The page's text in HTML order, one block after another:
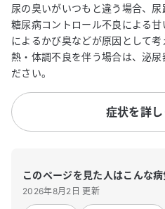
尿の臭いがいつもと違う場合、尿
糖尿病コントロール不良による
によるかび臭などが原因として
熱・体調不良を伴う場合は、泌
ださい。
症状を詳
このページを見た人はこんな
2026年8月2日 更新